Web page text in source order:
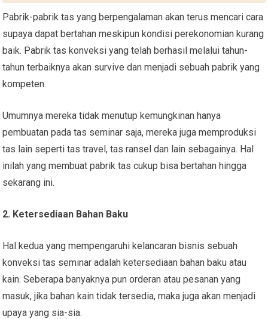
Pabrik-pabrik tas yang berpengalaman akan terus mencari cara
supaya dapat bertahan meskipun kondisi perekonomian kurang
baik. Pabrik tas konveksi yang telah berhasil melalui tahun-
tahun terbaiknya akan survive dan menjadi sebuah pabrik yang
kompeten.
Umumnya mereka tidak menutup kemungkinan hanya
pembuatan pada tas seminar saja, mereka juga memproduksi
tas lain seperti tas travel, tas ransel dan lain sebagainya. Hal
inilah yang membuat pabrik tas cukup bisa bertahan hingga
sekarang ini.
2. Ketersediaan Bahan Baku
Hal kedua yang mempengaruhi kelancaran bisnis sebuah
konveksi tas seminar adalah ketersediaan bahan baku atau
kain. Seberapa banyaknya pun orderan atau pesanan yang
masuk, jika bahan kain tidak tersedia, maka juga akan menjadi
upaya yang sia-sia.